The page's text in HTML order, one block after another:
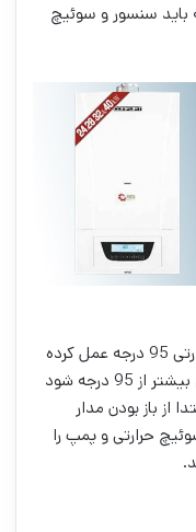
باید سنسور و سوئیچ
کدخطای E9 نشان می‌دهد که سوئیچ حرارتی 95 درجه عمل کرده
است. اغلب زمانی‌که دما در مدار گرمایش بیشتر از 95 درجه شود
از باز بودن مدار
حرارتی و پمپ را